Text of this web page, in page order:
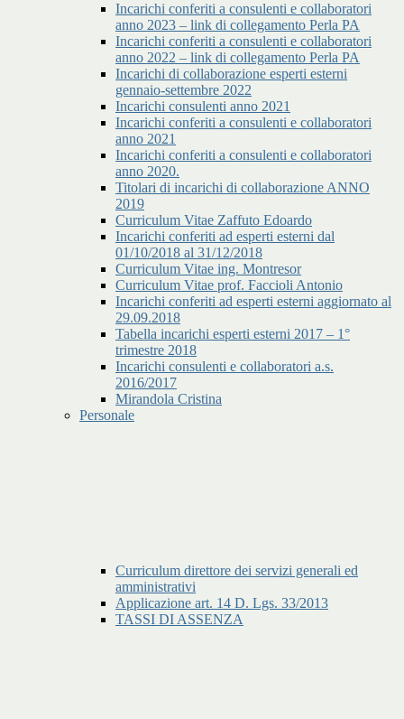
Incarichi conferiti a consulenti e collaboratori
anno 2023 – link di collegamento Perla PA
Incarichi conferiti a consulenti e collaboratori
anno 2022 – link di collegamento Perla PA
Incarichi di collaborazione esperti esterni
gennaio-settembre 2022
Incarichi consulenti anno 2021
Incarichi conferiti a consulenti e collaboratori
anno 2021
Incarichi conferiti a consulenti e collaboratori
anno 2020.
Titolari di incarichi di collaborazione ANNO
2019
Curriculum Vitae Zaffuto Edoardo
Incarichi conferiti ad esperti esterni dal
01/10/2018 al 31/12/2018
Curriculum Vitae ing. Montresor
Curriculum Vitae prof. Faccioli Antonio
Incarichi conferiti ad esperti esterni aggiornato al
29.09.2018
Tabella incarichi esperti esterni 2017 – 1°
trimestre 2018
Incarichi consulenti e collaboratori a.s.
2016/2017
Mirandola Cristina
Personale
Curriculum direttore dei servizi generali ed
amministrativi
Applicazione art. 14 D. Lgs. 33/2013
TASSI DI ASSENZA